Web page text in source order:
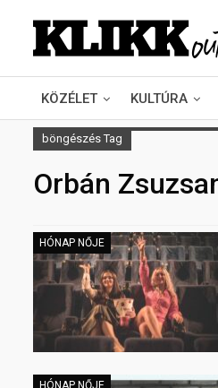
KÖZÉLET KULTÚRA
böngészés Tag
Orbán
HÓNAP NŐJE